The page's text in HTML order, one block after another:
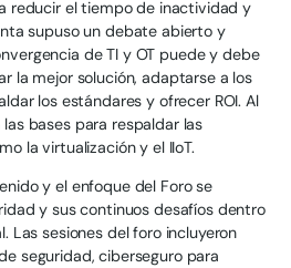
reducir el tiempo de inactividad y
supuso un debate abierto y
de TI y OT puede y debe
la mejor solución, adaptarse a los
los estándares y ofrecer ROI. Al
bases para respaldar las
la virtualización y el IIoT.
y el enfoque del Foro se
y sus continuos desafíos dentro
Las sesiones del foro incluyeron
seguridad, ciberseguro para